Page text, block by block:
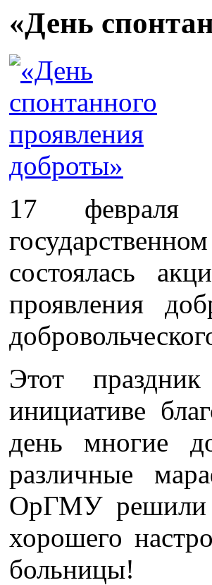
«День
17 февраля
состоялась
проявления
Этот
инициативе
день многие
различные
ОрГМУ решили
хорошего
больницы!